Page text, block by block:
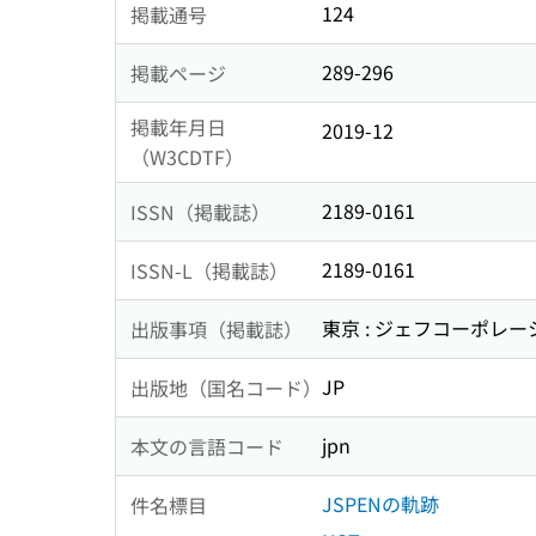
掲載通号 124
掲載ページ
289-296
掲載年月日
（W3CDTF）
2019-12
ISSN（掲載誌） 2189-0161
ISSN-L（掲載誌） 2189-0161
出版事項（掲載誌） 東京 : ジェフコーポレー
出版地（国名コード） JP
本文の言語コード jpn
件名標目
JSPENの軌跡